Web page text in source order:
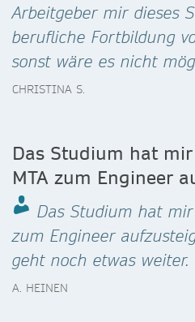
Arbeitgeber mir dieses
berufliche Fortbildung
sonst wäre es nicht
CHRISTINA S.
Das Studium hat
MTA zum Engineer
Das Studium hat
zum Engineer
geht noch etwas weiter.
A. HEINEN